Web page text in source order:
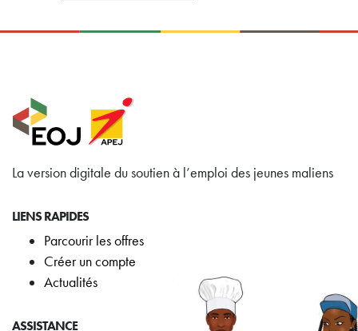
La version digitale du soutien à l’emploi des jeunes maliens
LIENS RAPIDES
Parcourir les offres
Créer un compte
Actualités
ASSISTANCE